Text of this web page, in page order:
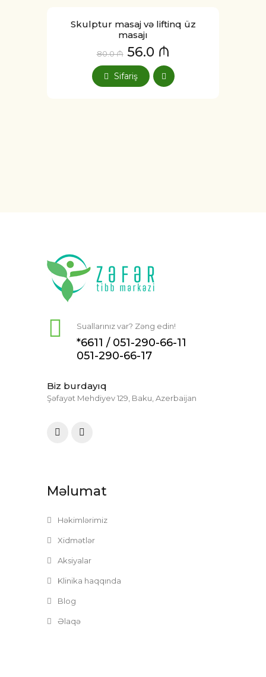
Skulptur masaj və liftinq üz
masajı
80.0 ₼ 56.0 ₼
Sifariş
Suallarınız var? Zəng edin!
*6611 / 051-290-66-11
051-290-66-17
Biz burdayıq
Şəfayət Mehdiyev 129, Baku, Azerbaijan
Məlumat
Həkimlərimiz
Xidmətlər
Aksiyalar
Klinika haqqında
Blog
Əlaqə